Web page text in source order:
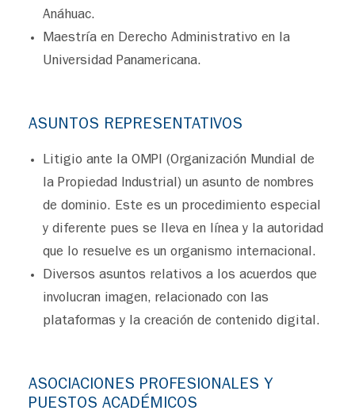
Anáhuac.
Maestría en Derecho Administrativo en la
Universidad Panamericana.
ASUNTOS REPRESENTATIVOS
Litigio ante la OMPI (Organización Mundial de
la Propiedad Industrial) un asunto de nombres
de dominio. Este es un procedimiento especial
y diferente pues se lleva en línea y la autoridad
que lo resuelve es un organismo internacional.
Diversos asuntos relativos a los acuerdos que
involucran imagen, relacionado con las
plataformas y la creación de contenido digital.
ASOCIACIONES PROFESIONALES Y
PUESTOS ACADÉMICOS